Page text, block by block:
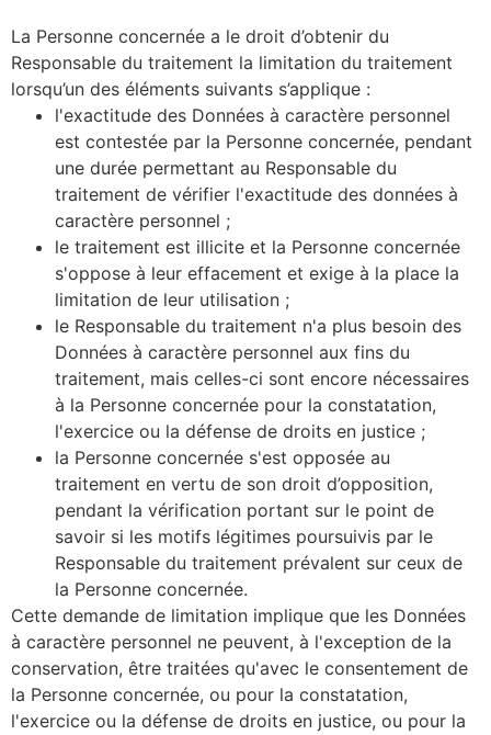
La Personne concernée a le droit d’obtenir du
Responsable du traitement la limitation du traitement
lorsqu’un des éléments suivants s’applique :
l'exactitude des Données à caractère personnel
est contestée par la Personne concernée, pendant
une durée permettant au Responsable du
traitement de vérifier l'exactitude des données à
caractère personnel ;
le traitement est illicite et la Personne concernée
s'oppose à leur effacement et exige à la place la
limitation de leur utilisation ;
le Responsable du traitement n'a plus besoin des
Données à caractère personnel aux fins du
traitement, mais celles-ci sont encore nécessaires
à la Personne concernée pour la constatation,
l'exercice ou la défense de droits en justice ;
la Personne concernée s'est opposée au
traitement en vertu de son droit d’opposition,
pendant la vérification portant sur le point de
savoir si les motifs légitimes poursuivis par le
Responsable du traitement prévalent sur ceux de
la Personne concernée.
Cette demande de limitation implique que les Données
à caractère personnel ne peuvent, à l'exception de la
conservation, être traitées qu'avec le consentement de
la Personne concernée, ou pour la constatation,
l'exercice ou la défense de droits en justice, ou pour la